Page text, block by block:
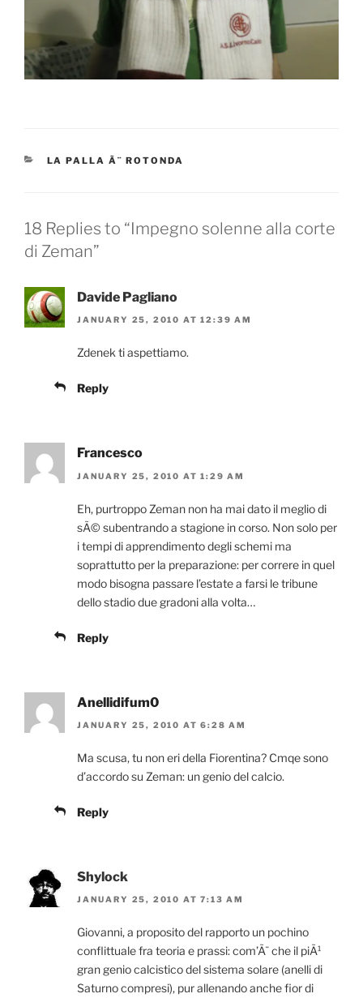
CATEGORIES
LA PALLA Ã¨ ROTONDA
18 Replies to “Impegno solenne alla corte
di Zeman”
Davide Pagliano
JANUARY 25, 2010 AT 12:39 AM
Zdenek ti aspettiamo.
Reply
Francesco
JANUARY 25, 2010 AT 1:29 AM
Eh, purtroppo Zeman non ha mai dato il meglio di
sÃ© subentrando a stagione in corso. Non solo per
i tempi di apprendimento degli schemi ma
soprattutto per la preparazione: per correre in quel
modo bisogna passare l’estate a farsi le tribune
dello stadio due gradoni alla volta…
Reply
Anellidifum0
JANUARY 25, 2010 AT 6:28 AM
Ma scusa, tu non eri della Fiorentina? Cmqe sono
d’accordo su Zeman: un genio del calcio.
Reply
Shylock
JANUARY 25, 2010 AT 7:13 AM
Giovanni, a proposito del rapporto un pochino
conflittuale fra teoria e prassi: com’Ã¨ che il piÃ¹
gran genio calcistico del sistema solare (anelli di
Saturno compresi), pur allenando anche fior di